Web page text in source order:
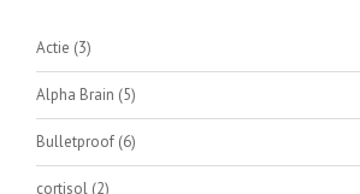
Actie (3)
Alpha Brain (5)
Bulletproof (6)
cortisol (2)